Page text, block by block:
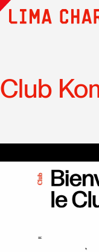
Club
Les cookies
vous l'utilisation de